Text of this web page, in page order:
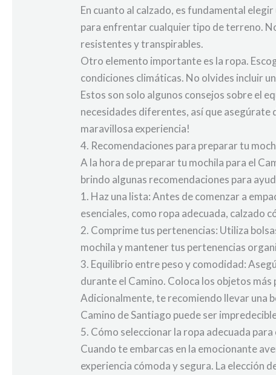
En cuanto al calzado, es fundamental
para enfrentar cualquier tipo de terreno.
resistentes y transpirables.
Otro elemento importante es la ropa.
condiciones climáticas. No olvides incluir
Estos son solo algunos consejos sobre el
necesidades diferentes, así que
maravillosa experiencia!
4. Recomendaciones para preparar tu
A la hora de preparar tu mochila para el
brindo algunas recomendaciones para
1. Haz una lista: Antes de comenzar a
esenciales, como ropa adecuada, calzado
2. Comprime tus pertenencias: Utiliza
mochila y mantener tus pertenencias
3. Equilibrio entre peso y comodidad:
durante el Camino. Coloca los objetos
Adicionalmente, te recomiendo llevar una
Camino de Santiago puede ser
5. Cómo seleccionar la ropa adecuada
Cuando te embarcas en la emocionante
experiencia cómoda y segura. La elección